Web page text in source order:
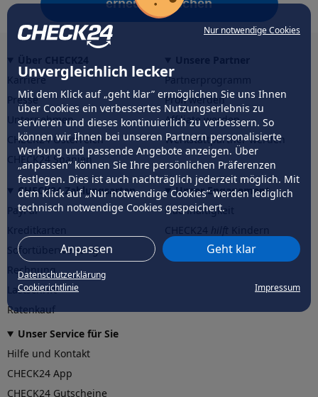
Nur notwendige Cookies
Unvergleichlich lecker
Mit dem Klick auf „geht klar” ermöglichen Sie uns Ihnen
über Cookies ein verbessertes Nutzungserlebnis zu
servieren und dieses kontinuierlich zu verbessern. So
können wir Ihnen bei unseren Partnern personalisierte
Werbung und passende Angebote anzeigen. Über
„anpassen” können Sie Ihre persönlichen Präferenzen
festlegen. Dies ist auch nachträglich jederzeit möglich. Mit
dem Klick auf „Nur notwendige Cookies” werden lediglich
technisch notwendige Cookies gespeichert.
Anpassen Geht klar
Datenschutzerklärung
Cookierichtlinie
Impressum
erneut versuchen
Karriere
Presse
Unternehmen
CHECK24 Österreich
CHECK24 Spanien
Partnerprogramm
Profi werden
Affiliate werden
Werkstattpartner werden
CHECK24 Zahlungsarten
PayPal
Sofortüberweisung
Rechnung
Lastschrift
Ratenkauf
Unser Engagement
Nachhaltigkeit
CHECK24hilftder Natur
Unser Service für Sie
Hilfe und Kontakt
CHECK24 App
CHECK24 Gutscheine